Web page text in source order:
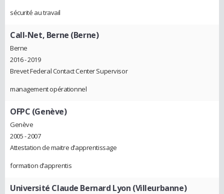
sécurité au travail
Call-Net, Berne (Berne)
Berne
2016 - 2019
Brevet Federal Contact Center Supervisor
management opérationnel
OFPC (Genève)
Genève
2005 - 2007
Attestation de maitre d’apprentissage
formation d’apprentis
Université Claude Bernard Lyon (Villeurbanne)